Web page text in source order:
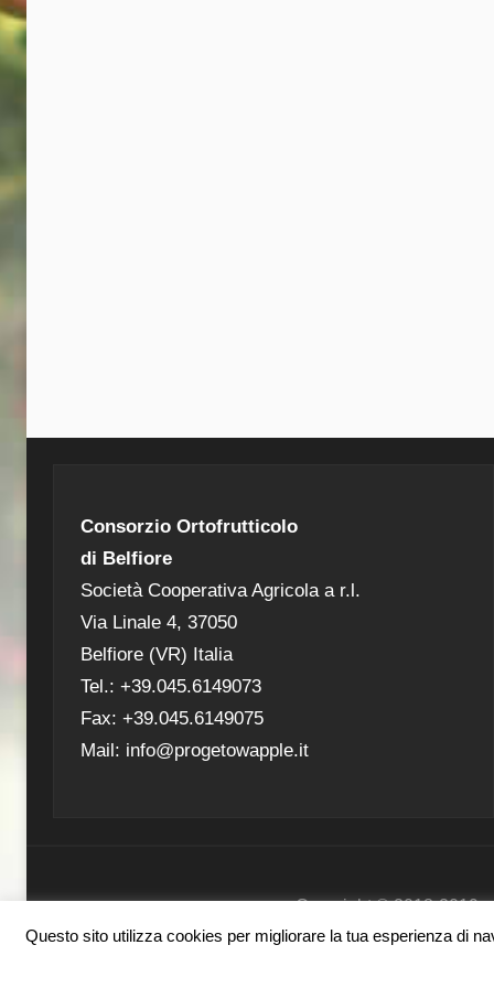
Consorzio Ortofrutticolo
di Belfiore
Società Cooperativa Agricola a r.l.
Via Linale 4, 37050
Belfiore (VR) Italia
Tel.: +39.045.6149073
Fax: +39.045.6149075
Mail: info@progetowapple.it
Copyright ® 2018-2019 -
Questo sito utilizza cookies per migliorare la tua esperienza di